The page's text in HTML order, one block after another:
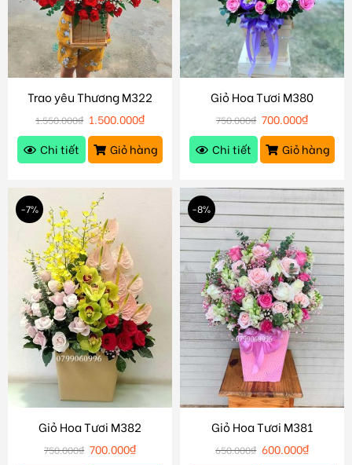
Trao yêu Thương M322
1.550.000₫ 1.500.000₫
Chi tiết
Giỏ hàng
Giỏ Hoa Tươi M380
750.000₫ 700.000₫
Chi tiết
Giỏ hàng
-7%
Giỏ Hoa Tươi M382
750.000₫ 700.000₫
-8%
Giỏ Hoa Tươi M381
650.000₫ 600.000₫